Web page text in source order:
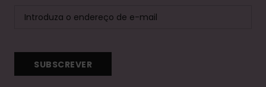
SUBSCREVER